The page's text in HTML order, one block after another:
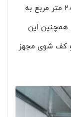
طراحی شود. سطح مورد نیاز این سردخانه، ۲.۵ متر مربع به
همچنین این
و کف شوی مجهز